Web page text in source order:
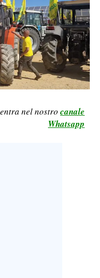
nel nostro canale
Whatsapp